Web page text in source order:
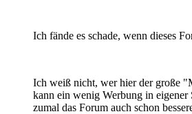
Ich fände es schade, wenn dieses
Ich weiß nicht, wer hier der große
kann ein wenig Werbung in eigener
zumal das Forum auch schon